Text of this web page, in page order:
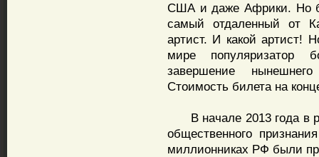
США и даже Африки. Но
самый отдаленный от
артист. И какой артист!
мире популяризатор
завершение
Стоимость билета на
В начале 2013 года в
общественного
миллионниках РФ были